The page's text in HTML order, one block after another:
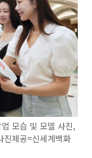
모습 및 모델 사진,
진제공=신세계백화